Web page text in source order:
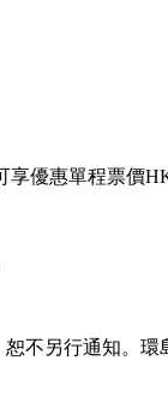
優惠單程票價
不另行通知。環